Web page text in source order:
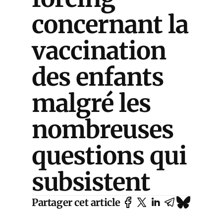
concernant la
vaccination
des enfants
malgré les
nombreuses
questions qui
subsistent
Partager cet article